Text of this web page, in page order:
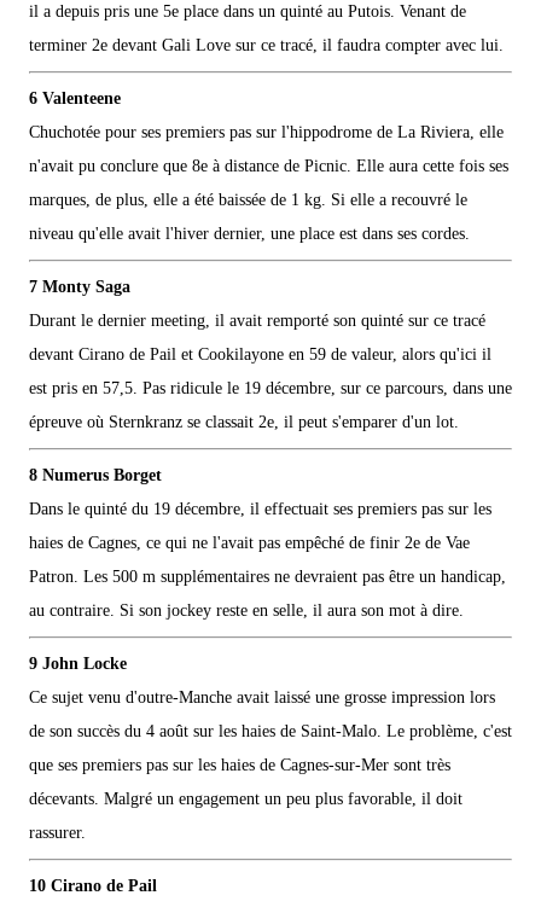
il a depuis pris une 5e place dans un quinté au Putois. Venant de
terminer 2e devant Gali Love sur ce tracé, il faudra compter avec lui.
6 Valenteene
Chuchotée pour ses premiers pas sur l'hippodrome de La Riviera, elle
n'avait pu conclure que 8e à distance de Picnic. Elle aura cette fois ses
marques, de plus, elle a été baissée de 1 kg. Si elle a recouvré le
niveau qu'elle avait l'hiver dernier, une place est dans ses cordes.
7 Monty Saga
Durant le dernier meeting, il avait remporté son quinté sur ce tracé
devant Cirano de Pail et Cookilayone en 59 de valeur, alors qu'ici il
est pris en 57,5. Pas ridicule le 19 décembre, sur ce parcours, dans une
épreuve où Sternkranz se classait 2e, il peut s'emparer d'un lot.
8 Numerus Borget
Dans le quinté du 19 décembre, il effectuait ses premiers pas sur les
haies de Cagnes, ce qui ne l'avait pas empêché de finir 2e de Vae
Patron. Les 500 m supplémentaires ne devraient pas être un handicap,
au contraire. Si son jockey reste en selle, il aura son mot à dire.
9 John Locke
Ce sujet venu d'outre-Manche avait laissé une grosse impression lors
de son succès du 4 août sur les haies de Saint-Malo. Le problème, c'est
que ses premiers pas sur les haies de Cagnes-sur-Mer sont très
décevants. Malgré un engagement un peu plus favorable, il doit
rassurer.
10 Cirano de Pail